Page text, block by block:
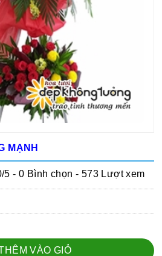
MẠNH
/5 -0 Bình chọn - 573 Lượt xem
VÀO GIỎ